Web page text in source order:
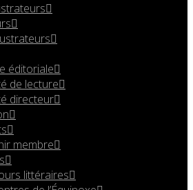
éditoriale
de lecture
directeur
membre
littéraires